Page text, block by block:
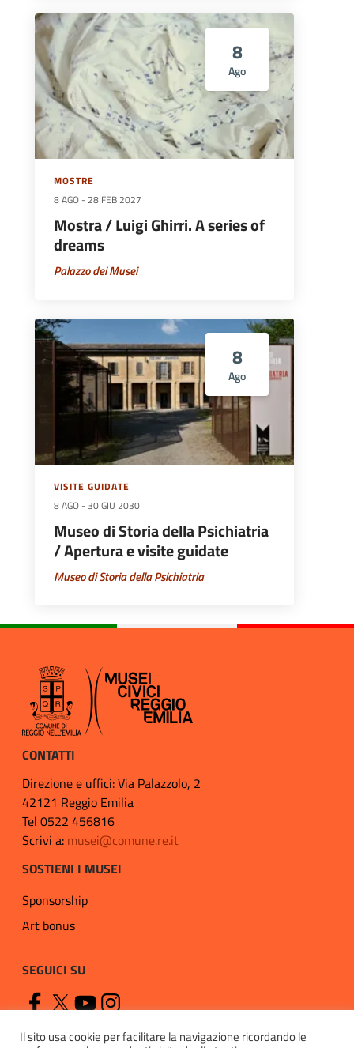
8
Ago
MOSTRE
8 AGO -28 FEB 2027
Mostra / Luigi Ghirri. A series of
dreams
Palazzo dei Musei
8
Ago
VISITE GUIDATE
8 AGO -30 GIU 2030
Museo di Storia della Psichiatria
/ Apertura e visite guidate
Museo di Storia della Psichiatria
CONTATTI
Direzione e uffici: Via Palazzolo, 2
42121 Reggio Emilia
Tel 0522 456816
Scrivi a: musei@comune.re.it
SOSTIENI I MUSEI
Sponsorship
Art bonus
SEGUICI SU
Il sito usa cookie per facilitare la navigazione ricordando le